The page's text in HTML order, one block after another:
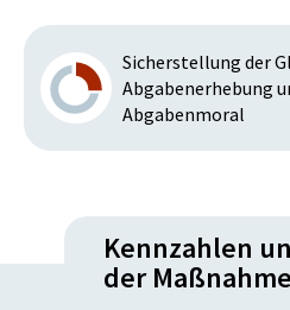
Sicherstellung der
Abgabenerhebung
Abgabenmoral
Kennzahlen
der Maßnahme